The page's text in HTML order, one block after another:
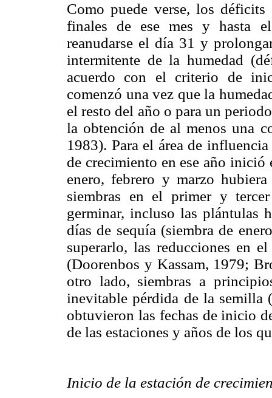
Como puede verse, los
finales de ese mes y hasta
reanudarse el día 31 y
intermitente de la humedad
acuerdo con el criterio de
comenzó una vez que la
el resto del año o para un
la obtención de al menos una
1983). Para el área de
de crecimiento en ese año inició
enero, febrero y marzo
siembras en el primer y
germinar, incluso las plántulas
días de sequía (siembra de
superarlo, las reducciones en
(Doorenbos y Kassam, 1979;
otro lado, siembras a
inevitable pérdida de la semilla
obtuvieron las fechas de inicio
de las estaciones y años de los
Inicio de la estación de